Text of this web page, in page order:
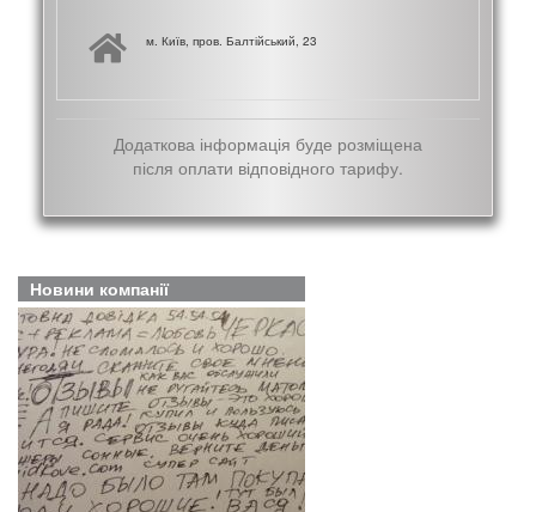
м. Київ, пров. Балтійський, 23
Додаткова інформація буде розміщена
після оплати відповідного тарифу.
Новини компанії